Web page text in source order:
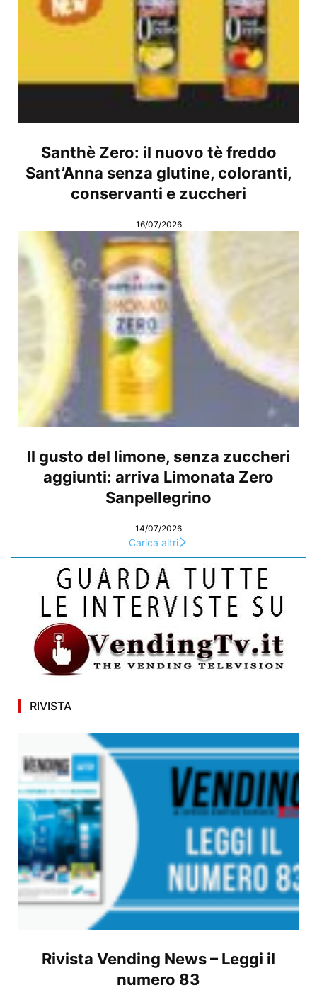
Santhè Zero: il nuovo tè freddo
Sant’Anna senza glutine, coloranti,
conservanti e zuccheri
16/07/2026
Il gusto del limone, senza zuccheri
aggiunti: arriva Limonata Zero
Sanpellegrino
14/07/2026
Carica altri
RIVISTA
Rivista Vending News – Leggi il
numero 83